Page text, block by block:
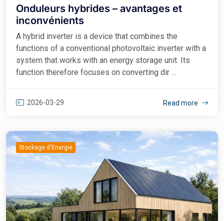
Onduleurs hybrides – avantages et
inconvénients
A hybrid inverter is a device that combines the
functions of a conventional photovoltaic inverter with a
system that works with an energy storage unit. Its
function therefore focuses on converting dir ...
2026-03-29 Read more
Stockage d'Energie